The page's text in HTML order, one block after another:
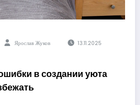
Ярослав Жуков 13.11.2025
в создании уюта